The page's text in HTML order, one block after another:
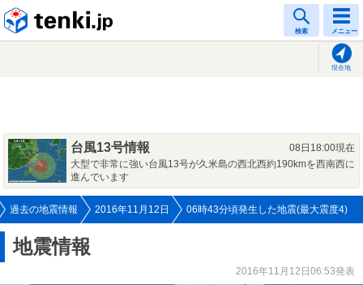
検索 メニュー
現在地
台風13号情報
08日18:00現在
大型で非常に強い台風13号が久米島の西北西約190kmを西南西に
進んでいます
過去の地震情報 2016年11月12日 06時43分頃発生した地震(最大震度4)
地震情報
2016年11月12日06:53発表